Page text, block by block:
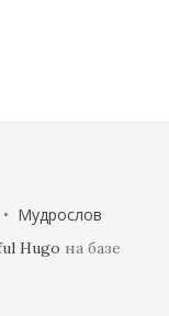
Мудрослов
Hugo на базе